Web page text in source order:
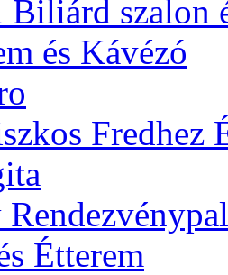
szalon
és Kávézó
Fredhez
Étterem